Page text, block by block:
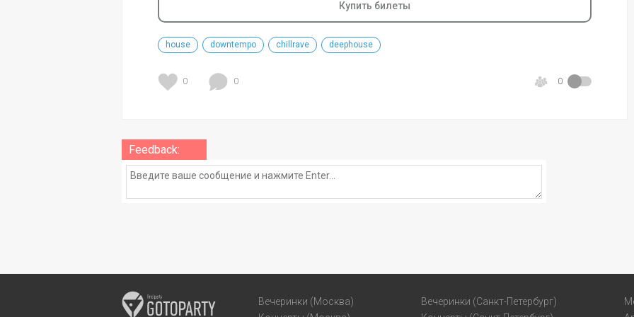
Купить билеты
house downtempo chillrave deephouse
0 0 0
Feedback:
Вечеринки (Москва)
Вечеринки (Санкт-Петербург)